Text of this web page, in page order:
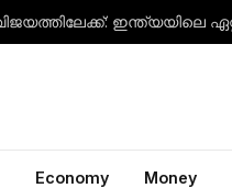
Economy Money